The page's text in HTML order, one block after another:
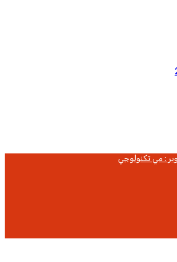
: مي تكنولوجي